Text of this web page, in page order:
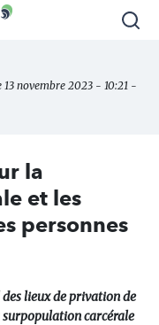
novembre 2023 - 10:21 -
la
et les
personnes
lieux de privation de
surpopulation carcérale